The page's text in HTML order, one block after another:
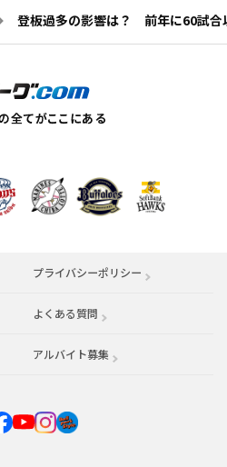
登板過多の影響は？ 前年に60試合
プライバシーポリシー
よくある質問
アルバイト募集 （別ウィンドウで開く